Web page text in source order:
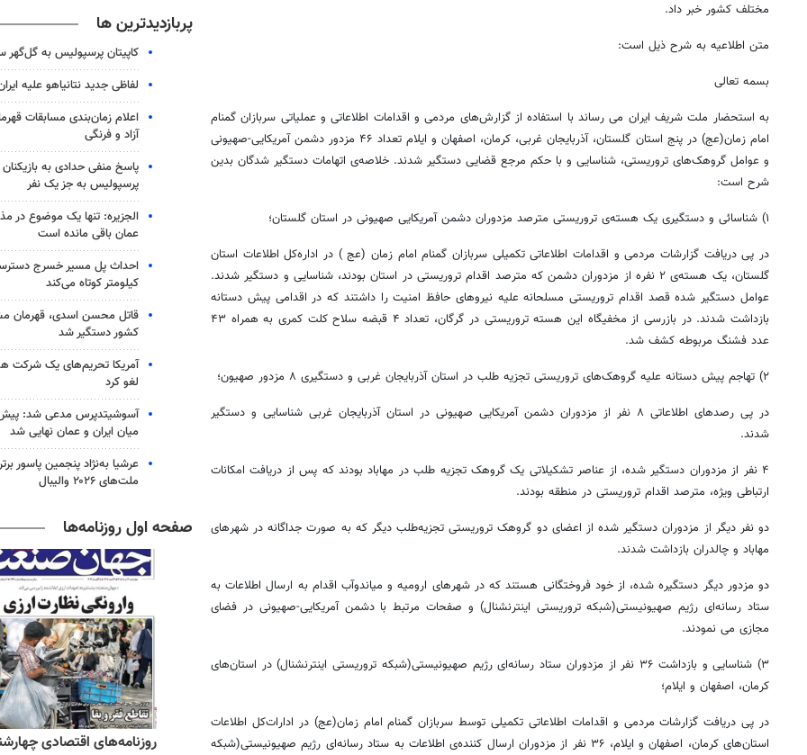
مختلف کشور خبر داد.
متن اطلاعیه به شرح ذیل است:
بسمه تعالی
به استحضار ملت شریف ایران می رساند با استفاده از گزارش‌های مردمی و اقدامات اطلاعاتی و عملیاتی سربازان گمنام
امام زمان(عج) در پنج استان گلستان، آذربایجان غربی، کرمان‌، اصفهان و ایلام تعداد ۴۶ مزدور دشمن آمریکایی-صهیونی
و عوامل گروهک‌های تروریستی، شناسایی و با حکم مرجع قضایی دستگیر شدند. خلاصه‌ی اتهامات دستگیر شدگان بدین
شرح است:
۱) شناسائی و دستگیری یک هسته‌ی تروریستی مترصد مزدوران دشمن آمریکایی صهیونی در استان گلستان؛
در پی دریافت گزارشات مردمی و اقدامات اطلاعاتی تکمیلی سربازان گمنام امام زمان (عج ) در اداره‌کل اطلاعات استان
گلستان، یک هسته‌ی ۲ نفره از مزدوران دشمن که مترصد اقدام تروریستی در استان بودند، شناسایی و دستگیر شدند.
عوامل دستگیر شده قصد اقدام تروریستی مسلحانه علیه نیروهای حافظ امنیت را داشتند که در اقدامی پیش دستانه
بازداشت شدند. در بازرسی از مخفیگاه این هسته تروریستی در گرگان، تعداد ۴ قبضه سلاح کلت کمری به همراه ۴۳
عدد فشنگ مربوطه کشف شد.
۲) تهاجم پیش دستانه علیه گروهک‌های تروریستی تجزیه طلب در استان آذربایجان غربی و دستگیری ۸ مزدور صهیون؛
در پی رصدهای اطلاعاتی ۸ نفر از مزدوران دشمن آمریکایی صهیونی در استان آذربایجان غربی شناسایی و دستگیر
شدند.
۴ نفر از مزدوران دستگیر شده، از عناصر تشکیلاتی یک گروهک تجزیه طلب در مهاباد بودند که پس از دریافت امکانات
ارتباطی ویژه، مترصد اقدام تروریستی در منطقه بودند.
دو نفر دیگر از مزدوران دستگیر شده از اعضای دو گروهک تروریستی تجزیه‌طلب دیگر که به صورت جداگانه در شهرهای
مهاباد و چالدران بازداشت شدند.
دو مزدور دیگر دستگیره شده، از خود فروختگانی هستند که در شهرهای ارومیه و میاندوآب اقدام به ارسال اطلاعات به
ستاد رسانه‌ای رژیم صهیونیستی(شبکه تروریستی اینترنشنال) و صفحات مرتبط با دشمن آمریکایی-صهیونی در فضای
مجازی می نمودند.
۳) شناسایی و بازداشت ۳۶ نفر از مزدوران ستاد رسانه‌ای رژیم صهیونیستی(شبکه تروریستی اینترنشنال) در استان‌های
کرمان، اصفهان و ایلام؛
در پی دریافت گزارشات مردمی و اقدامات اطلاعاتی تکمیلی توسط سربازان گمنام امام زمان(عج) در ادارات‌کل اطلاعات
استان‌های کرمان، اصفهان و ایلام، ۳۶ نفر از مزدوران ارسال کننده‌ی اطلاعات به ستاد رسانه‌ای رژیم صهیونیستی(شبکه
پربازدیدترین ها
کاپیتان پرسپولیس به
لفاظی جدید نتانیاهو علیه
اعلام زمان‌بندی مسابقات
آزاد و فرنگی
پاسخ منفی حدادی به بازیکنان
پرسپولیس به جز یک نفر
الجزیره: تنها یک موضوع در
عمان باقی مانده است
کیلومتر کوتاه می‌کند
قاتل محسن اسدی، قهرمان
کشور دستگیر شد
آمریکا تحریم‌های یک شرکت
لغو کرد
آسوشیتدپرس مدعی شد:
میان ایران و عمان نهایی شد
عرشیا به‌نژاد پنجمین پاسور
ملت‌های ۲۰۲۶ والیبال
صفحه اول روزنامه‌ها
روزنامه‌های ورزشی چهارشنبه ۱۴ مرداد ۱۴۰۵ روزنامه‌های صبح چهارشنبه ۱۴ مرداد ۱۴۰۵ روزنامه‌های اقتصادی چهارشنبه ۱۴ مرداد